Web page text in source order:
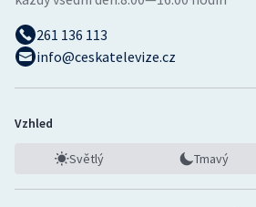
261 136 113
info@ceskatelevize.cz
Vzhled
Světlý Tmavý